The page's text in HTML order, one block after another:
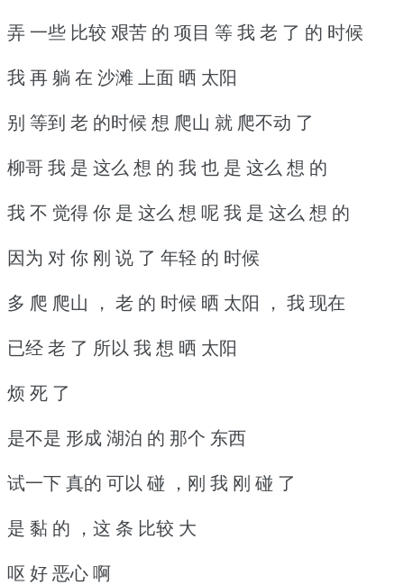
弄 一些 比较 艰苦 的 项目 等 我 老 了 的 时候
我 再 躺 在 沙滩 上面 晒 太阳
别 等到 老 的时候 想 爬山 就 爬不动 了
柳哥 我 是 这么 想 的 我 也 是 这么 想 的
我 不 觉得 你 是 这么 想 呢 我 是 这么 想 的
因为 对 你 刚 说 了 年轻 的 时候
多 爬 爬山 ， 老 的 时候 晒 太阳 ， 我 现在
已经 老 了 所以 我 想 晒 太阳
烦 死 了
是不是 形成 湖泊 的 那个 东西
试一下 真的 可以 碰 ，刚 我 刚 碰 了
是 黏 的 ，这 条 比较 大
呕 好 恶心 啊